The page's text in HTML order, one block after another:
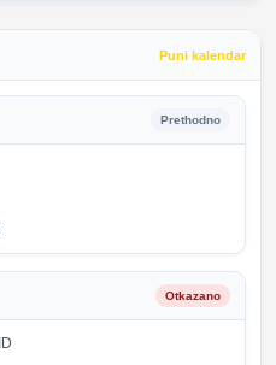
Puni kalendar
Prethodno
Otkazano